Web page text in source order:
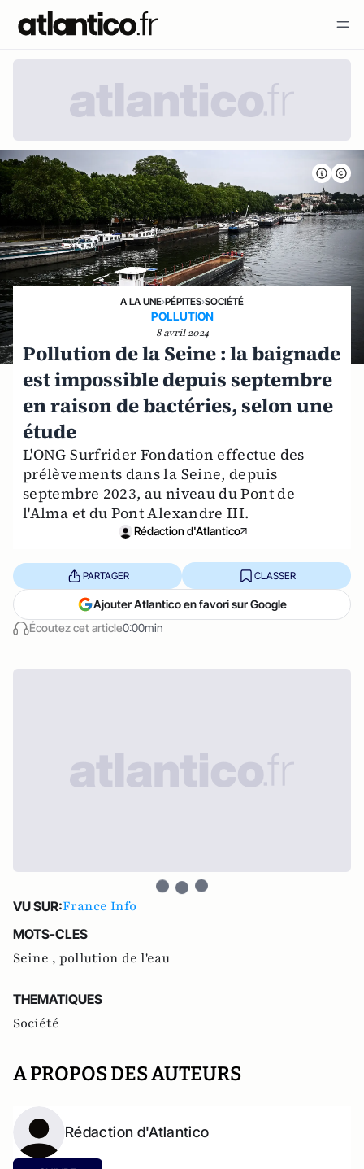
A LA UNE›PÉPITES›SOCIÉTÉ
POLLUTION
8 avril 2024
Pollution de la Seine : la baignade
est impossible depuis septembre
en raison de bactéries, selon une
étude
L'ONG Surfrider Fondation effectue des
prélèvements dans la Seine, depuis
septembre 2023, au niveau du Pont de
l'Alma et du Pont Alexandre III.
Rédaction d'Atlantico
Écoutez cet article0:00min
PARTAGER CLASSER
Ajouter Atlantico en favori sur Google
VU SUR:France Info
MOTS-CLES
Seine , pollution de l'eau
THEMATIQUES
Société
A PROPOS DES AUTEURS
Rédaction d'Atlantico